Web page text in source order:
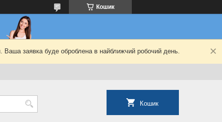
Кошик
Ваша заявка буде оброблена в найближчий робочий день.
Кошик